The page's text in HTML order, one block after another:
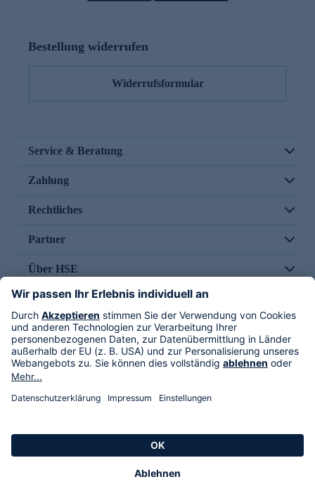
Bestellung widerrufen
Widerrufsformular
Service & Beratung
Zahlung
Rechtliches
Partner
Über HSE
Im TV
HSE International